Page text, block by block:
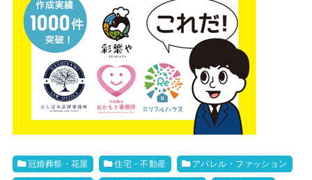
冠婚葬祭・花屋 住宅・不動産 アパレル・ファッション